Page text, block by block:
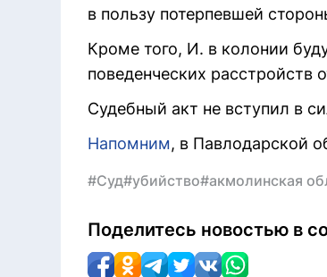
в пользу потерпевшей
Кроме того, И. в колонии
поведенческих расстройств
Судебный акт не вступил в
Напомним, в Павлодарской
#Суд#убийство#акмолинская
Поделитесь новостью в